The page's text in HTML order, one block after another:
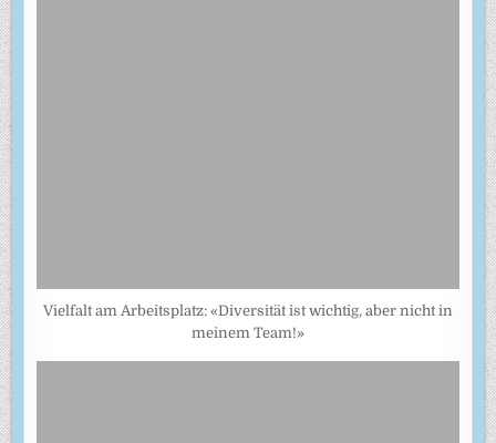
Vielfalt am Arbeitsplatz: «Diversität ist wichtig, aber nicht in
meinem Team!»